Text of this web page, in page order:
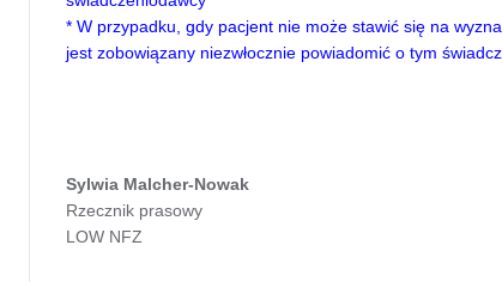
* W przypadku, gdy pacjent nie może stawić się na
jest zobowiązany niezwłocznie powiadomić o tym
Sylwia Malcher-Nowak
Rzecznik prasowy
LOW NFZ